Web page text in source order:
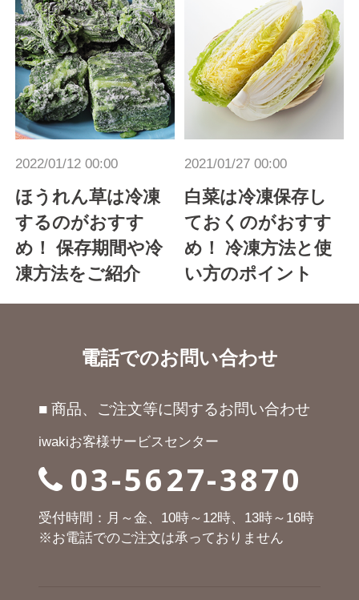
2022/01/12 00:00
ほうれん草は冷凍
するのがおすす
め！ 保存期間や冷
凍方法をご紹介
2021/01/27 00:00
白菜は冷凍保存し
ておくのがおすす
め！ 冷凍方法と使
い方のポイント
電話でのお問い合わせ
■ 商品、ご注文等に関するお問い合わせ
iwakiお客様サービスセンター
03-5627-3870
受付時間：月～金、10時～12時、13時～16時
※お電話でのご注文は承っておりません